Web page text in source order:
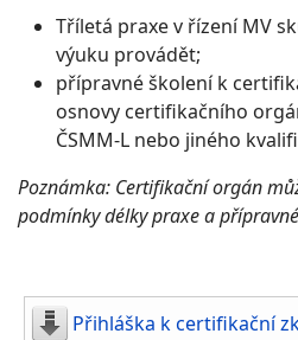
Tříletá praxe v řízení MV
výuku provádět;
přípravné školení k
osnovy certifikačního
ČSMM-L nebo jiného
Poznámka: Certifikační orgán
podmínky délky praxe a
Přihláška k certifikační